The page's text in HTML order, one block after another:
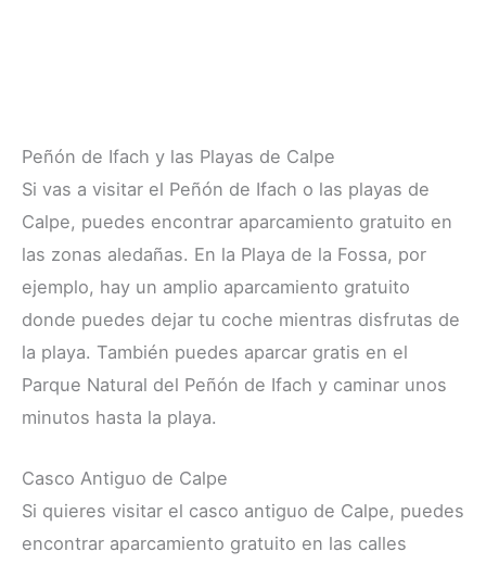
Peñón de Ifach y las Playas de Calpe
Si vas a visitar el Peñón de Ifach o las playas de
Calpe, puedes encontrar aparcamiento gratuito en
las zonas aledañas. En la Playa de la Fossa, por
ejemplo, hay un amplio aparcamiento gratuito
donde puedes dejar tu coche mientras disfrutas de
la playa. También puedes aparcar gratis en el
Parque Natural del Peñón de Ifach y caminar unos
minutos hasta la playa.
Casco Antiguo de Calpe
Si quieres visitar el casco antiguo de Calpe, puedes
encontrar aparcamiento gratuito en las calles